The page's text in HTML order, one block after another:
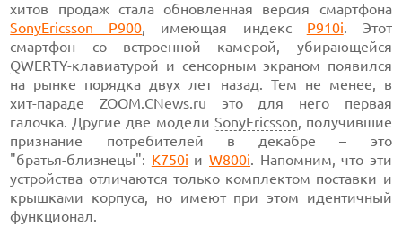
хитов продаж сталa обновленная версия смартфона
SonyEricsson P900, имеющая индекс P910i. Этот
смартфон со встроенной камерой, убирающейся
QWERTY-клавиатурой и сенсорным экраном появился
на рынке порядка двух лет назад. Тем не менее, в
хит-параде ZOOM.CNews.ru это для него первая
галочка. Другие две модели SonyEricsson, получившие
признание потребителей в декабре – это
"братья-близнецы": K750i иW800i. Напомним, что эти
устройства отличаются только комплектом поставки и
крышками корпуса, но имеют при этом идентичный
функционал.